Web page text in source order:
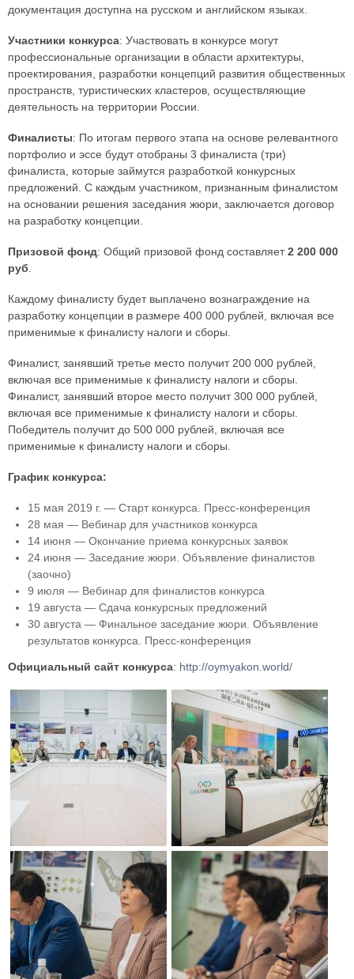
документация доступна на русском и английском языках.
Участники конкурса: Участвовать в конкурсе могут
профессиональные организации в области архитектуры,
проектирования, разработки концепций развития общественных
пространств, туристических кластеров, осуществляющие
деятельность на территории России.
Финалисты: По итогам первого этапа на основе релевантного
портфолио и эссе будут отобраны 3 финалиста (три)
финалиста, которые займутся разработкой конкурсных
предложений. С каждым участником, признанным финалистом
на основании решения заседания жюри, заключается договор
на разработку концепции.
Призовой фонд: Общий призовой фонд составляет2 200 000
руб
Каждому финалисту будет выплачено вознаграждение на
разработку концепции в размере 400 000 рублей, включая все
применимые к финалисту налоги и сборы.
Финалист, занявший третье место получит 200 000 рублей,
включая все применимые к финалисту налоги и сборы.
Финалист, занявший второе место получит 300 000 рублей,
включая все применимые к финалисту налоги и сборы.
Победитель получит до 500 000 рублей, включая все
применимые к финалисту налоги и сборы.
График конкурса:
15 мая 2019 г. — Старт конкурса. Пресс-конференция
28 мая — Вебинар для участников конкурса
14 июня — Окончание приема конкурсных заявок
24 июня — Заседание жюри. Объявление финалистов
(заочно)
9 июля — Вебинар для финалистов конкурса
19 августа — Сдача конкурсных предложений
30 августа — Финальное заседание жюри. Объявление
результатов конкурса. Пресс-конференция
Официальный сайт конкурса: http://oymyakon.world/